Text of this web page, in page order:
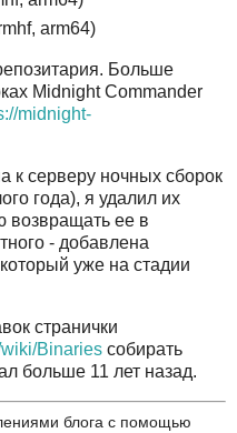
arm64)
Больше
Midnight Commander
midnight-
к серверу ночных сборок
года), я удалил их
возвращать ее в
- добавлена
уже на стадии
странички
Binaries собирать
больше 11 лет назад.
блога с помощью